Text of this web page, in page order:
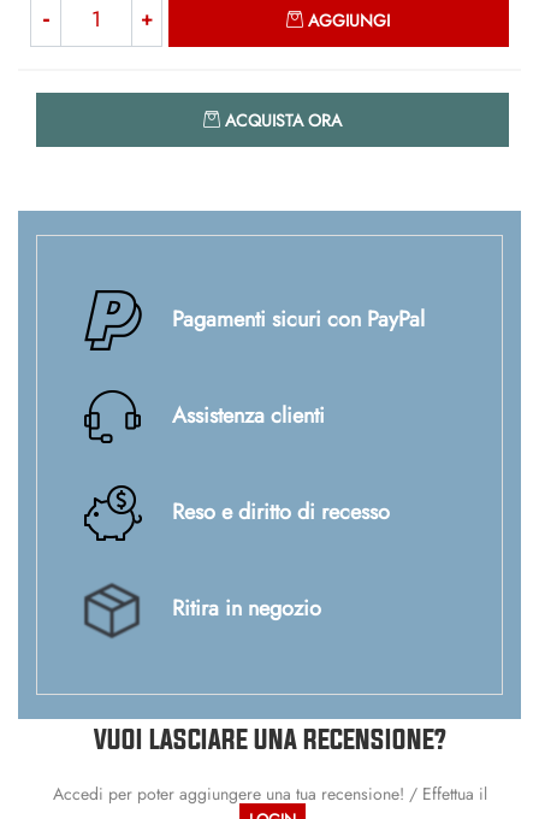
AGGIUNGI
ACQUISTA ORA
Pagamenti sicuri con PayPal
Assistenza clienti
Reso e diritto di recesso
Ritira in negozio
VUOI LASCIARE UNA RECENSIONE?
Accedi per poter aggiungere una tua recensione! / Effettua il